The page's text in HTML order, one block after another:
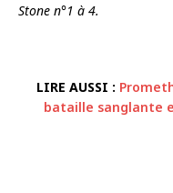
Stone n°1 à 4.
LIRE AUSSI :
bataille sanglante